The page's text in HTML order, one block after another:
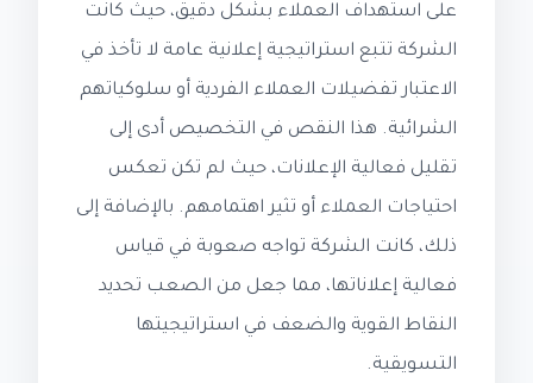
على استهداف العملاء بشكل دقيق، حيث كانت
الشركة تتبع استراتيجية إعلانية عامة لا تأخذ في
الاعتبار تفضيلات العملاء الفردية أو سلوكياتهم
الشرائية. هذا النقص في التخصيص أدى إلى
تقليل فعالية الإعلانات، حيث لم تكن تعكس
احتياجات العملاء أو تثير اهتمامهم. بالإضافة إلى
ذلك، كانت الشركة تواجه صعوبة في قياس
فعالية إعلاناتها، مما جعل من الصعب تحديد
النقاط القوية والضعف في استراتيجيتها
التسويقية.